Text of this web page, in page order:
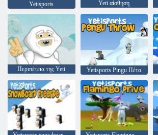
Yetisports Yeti αίσθηση
Περιπέτεια της Yeti Yetisports Pingu Πέτα